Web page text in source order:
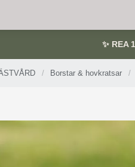
✨ REA
/ Borstar & hovkratsar /